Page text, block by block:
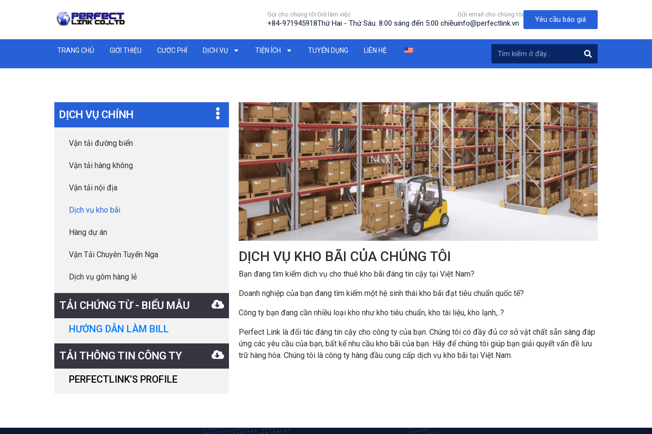
Gọi cho chúng tôi
+84-971945918
Giờ làm việc
Thứ Hai - Thứ Sáu: 8:00 sáng đến 5:00 chiều
Gửi email cho chúng tôi
info@perfectlink.vn Yêu cầu báo giá
TRANG CHỦ GIỚI THIỆU CƯỚC PHÍ DỊCH VỤ TIỆN ÍCH TUYỂN DỤNG LIÊN HỆ
DỊCH VỤ CHÍNH
Vận tải đường biển
Vận tải hàng không
Vận tải nội địa
Dịch vụ kho bãi
Hàng dự án
Vận Tải Chuyên Tuyến Nga
Dịch vụ gôm hàng lẻ
TẢI CHỨNG TỪ - BIỂU MẪU
HƯỚNG DẪN LÀM BILL
TẢI THÔNG TIN CÔNG TY
PERFECTLINK’S PROFILE
DỊCH VỤ KHO BÃI CỦA CHÚNG TÔI
Bạn đang tìm kiếm dịch vụ cho thuê kho bãi đáng tin cậy tại Việt Nam?
Doanh nghiệp của bạn đang tìm kiếm một hệ sinh thái kho bãi đạt tiêu chuẩn quốc tế?
Công ty bạn đang cần nhiều loại kho như kho tiêu chuẩn, kho tài liệu, kho lạnh,..?
Perfect Link là đối tác đáng tin cậy cho công ty của bạn. Chúng tôi có đầy đủ cơ sở vật chất sẵn sàng đáp
ứng các yêu cầu của bạn, bất kể nhu cầu kho bãi của bạn. Hãy để chúng tôi giúp bạn giải quyết vấn đề lưu
trữ hàng hóa. Chúng tôi là công ty hàng đầu cung cấp dịch vụ kho bãi tại Việt Nam.